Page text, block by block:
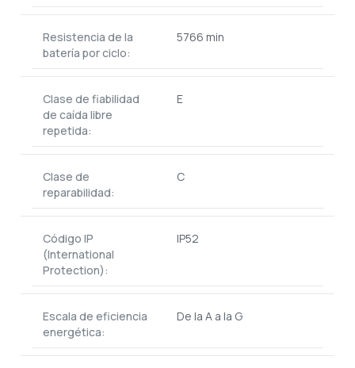
Resistencia de la
batería por ciclo:
5766 min
Clase de fiabilidad
de caída libre
repetida:
E
Clase de
reparabilidad:
C
Código IP
(International
Protection):
IP52
Escala de eficiencia
energética:
De la A a la G